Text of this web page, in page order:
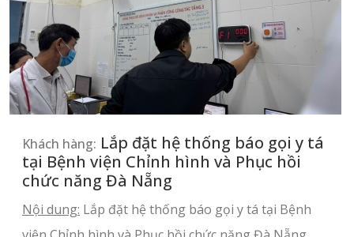
Khách hàng: Lắp đặt hệ thống báo gọi y tá
tại Bệnh viện Chỉnh hình và Phục hồi
chức năng Đà Nẵng
Nội dung: Lắp đặt hệ thống báo gọi y tá tại Bệnh